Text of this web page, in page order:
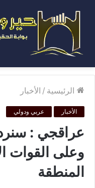
الرئيسية / الأخبار
الأخبار عربي ودولي
عراقجي :
وعلى القوات
المنطقة